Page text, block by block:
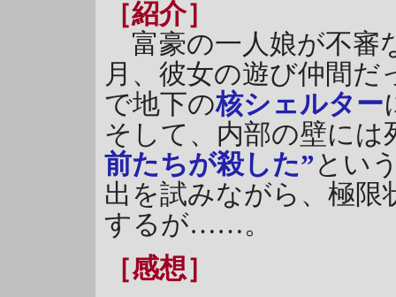
［紹介］
富豪の一人娘が不審
月、彼女の遊び仲間だ
で地下の核シェルター
そして、内部の壁に
前たちが殺した” とい
出を試みながら、極限
するが……。
［感想］